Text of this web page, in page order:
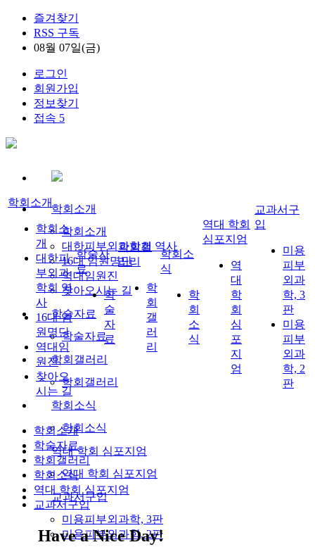
즐겨찾기
RSS 구독
08월 07일(금)
로그인
회원가입
정보찾기
접속 5
학회소개
학회소개
대한피부외과학회 역사
16대 임원명단
역대임원진
찾아오시는 길
학술자료
학술자료
학회갤러리
학회갤러리
학회소식
학회소식
역대 학회 심포지엄
역대 학회 심포지엄
교과서구입
미용피부외과학, 3판
미용피부외과학, 2판
학회소개
학회소
개
대한피
부외과
학회 역
사
16대 임
원명단
역대임
원진
찾아오
시는 길
학술자
료
학
술
자
료
학회갤
러리
학
회
갤
러
리
학회소
식
학
회
소
식
역대 학회
심포지엄
역
대
학
회
심
포
지
엄
교과서구
입
미용
피부
외과
학, 3
판
미용
피부
외과
학, 2
판
학회소개
학술자료
학회갤러리
학회소식
역대 학회 심포지엄
교과서구입
Have a Nice Day!